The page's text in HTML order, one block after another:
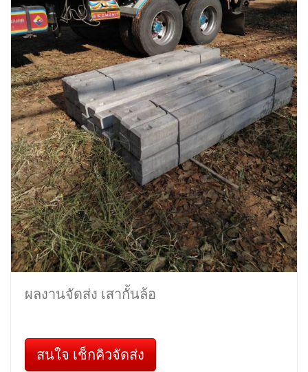
ผลงานจัดส่ง เสากั้นล้อ
สนใจ เช็กคิวจัดส่ง